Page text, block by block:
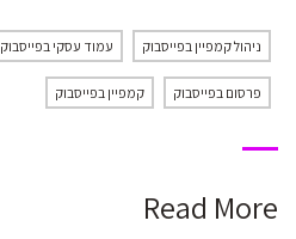
ניהול קמפיין בפייסבוק עמוד עסקי בפייסבוק
פרסום בפייסבוק קמפיין בפייסבוק
Read More